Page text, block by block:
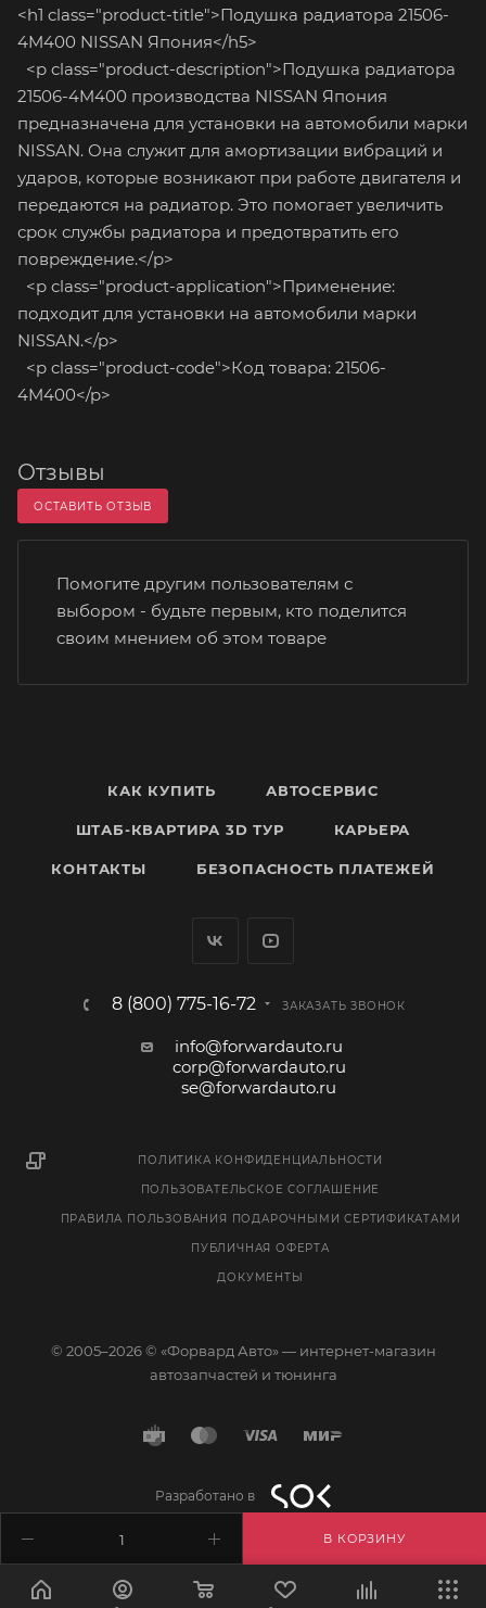
В КОРЗИНУ
<h1 class="product-title">Подушка радиатора 21506-
4M400 NISSAN Япония</h5>
<p class="product-description">Подушка радиатора
21506-4M400 производства NISSAN Япония
предназначена для установки на автомобили марки
NISSAN. Она служит для амортизации вибраций и
ударов, которые возникают при работе двигателя и
передаются на радиатор. Это помогает увеличить
срок службы радиатора и предотвратить его
повреждение.</p>
<p class="product-application">Применение:
подходит для установки на автомобили марки
NISSAN.</p>
<p class="product-code">Код товара: 21506-
4M400</p>
Отзывы
ОСТАВИТЬ ОТЗЫВ
Помогите другим пользователям с
выбором - будьте первым, кто поделится
своим мнением об этом товаре
КАК КУПИТЬ АВТОСЕРВИС
ШТАБ-КВАРТИРА 3D ТУР КАРЬЕРА
КОНТАКТЫ БЕЗОПАСНОСТЬ ПЛАТЕЖЕЙ
8 (800) 775-16-72 ЗАКАЗАТЬ ЗВОНОК
info@forwardauto.ru
corp@forwardauto.ru
se@forwardauto.ru
ПОЛИТИКА КОНФИДЕНЦИАЛЬНОСТИ
ПОЛЬЗОВАТЕЛЬСКОЕ СОГЛАШЕНИЕ
ПРАВИЛА ПОЛЬЗОВАНИЯ ПОДАРОЧНЫМИ СЕРТИФИКАТАМИ
ПУБЛИЧНАЯ ОФЕРТА
ДОКУМЕНТЫ
© 2005–2026 © «Форвард Авто» — интернет-магазин
автозапчастей и тюнинга
Разработано в